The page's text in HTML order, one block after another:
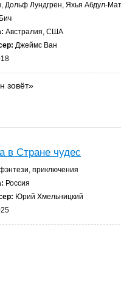
Дольф Лундгрен, Яхья Абдул-
Австралия, США
Джеймс Ван
зовёт»
в Стране чудес
приключения
Россия
Юрий Хмельницкий